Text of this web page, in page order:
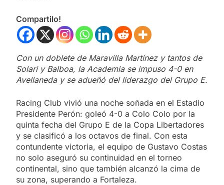
Compartilo!
Con un doblete de Maravilla Martínez y tantos de
Solari y Balboa, la Academia se impuso 4-0 en
Avellaneda y se adueñó del liderazgo del Grupo E.
Racing Club vivió una noche soñada en el Estadio
Presidente Perón: goleó 4-0 a Colo Colo por la
quinta fecha del Grupo E de la Copa Libertadores
y se clasificó a los octavos de final. Con esta
contundente victoria, el equipo de Gustavo Costas
no solo aseguró su continuidad en el torneo
continental, sino que también alcanzó la cima de
su zona, superando a Fortaleza.